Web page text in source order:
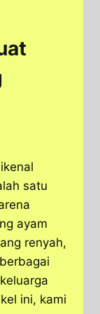
satu
ayam
renyah,
ini, kami